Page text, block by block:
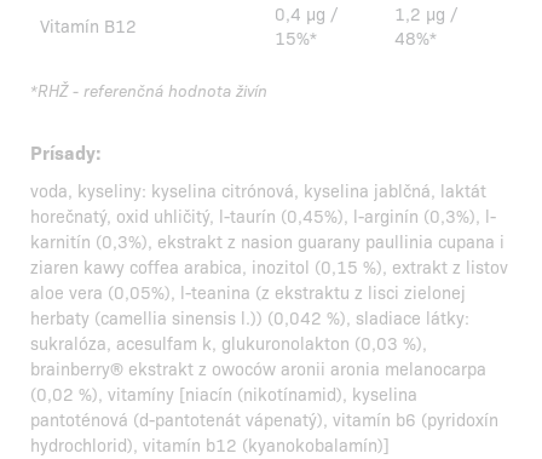
Vitamín B12
0,4 µg /
15%*
1,2 µg /
48%*
*RHŽ - referenčná hodnota živín
Prísady:
voda, kyseliny: kyselina citrónová, kyselina jablčná, laktát
horečnatý, oxid uhličitý, l-taurín (0,45%), l-arginín (0,3%), l-
karnitín (0,3%), ekstrakt z nasion guarany paullinia cupana i
ziaren kawy coffea arabica, inozitol (0,15 %), extrakt z listov
aloe vera (0,05%), l-teanina (z ekstraktu z lisci zielonej
herbaty (camellia sinensis l.)) (0,042 %), sladiace látky:
sukralóza, acesulfam k, glukuronolakton (0,03 %),
brainberry® ekstrakt z owoców aronii aronia melanocarpa
(0,02 %), vitamíny [niacín (nikotínamid), kyselina
pantoténová (d-pantotenát vápenatý), vitamín b6 (pyridoxín
hydrochlorid), vitamín b12 (kyanokobalamín)]